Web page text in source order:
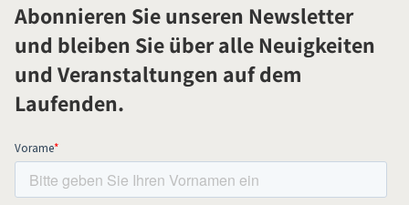
Abonnieren Sie unseren Newsletter
und bleiben Sie über alle Neuigkeiten
und Veranstaltungen auf dem
Laufenden.